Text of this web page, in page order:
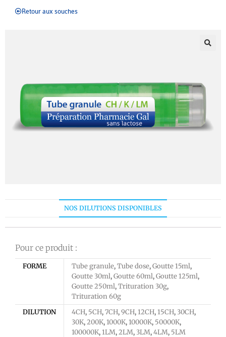
Retour aux souches
NOS DILUTIONS DISPONIBLES
Pour ce produit :
FORME Tube granule,Tube dose,Goutte 15ml,
Goutte 30ml,Goutte 60ml,Goutte 125ml,
Goutte 250ml,Trituration 30g,
Trituration 60g
DILUTION
4CH, 5CH,7CH,9CH,12CH,15CH,30CH,
30K,200K,1000K,10000K, 50000K,
100000K,1LM,2LM,3LM,4LM, 5LM